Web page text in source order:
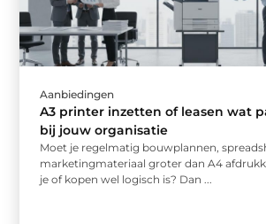
Aanbiedingen
A3 printer inzetten of leasen wat
bij jouw organisatie
Moet je regelmatig bouwplannen,
marketingmateriaal groter dan A4
je of kopen wel logisch is? Dan ...